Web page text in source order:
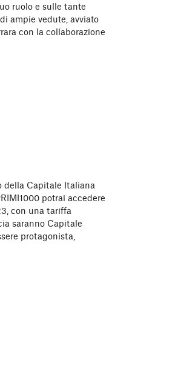
ruolo e sulle tante
ampie vedute, avviato
con la collaborazione
della Capitale Italiana
potrai accedere
con una tariffa
saranno Capitale
protagonista,